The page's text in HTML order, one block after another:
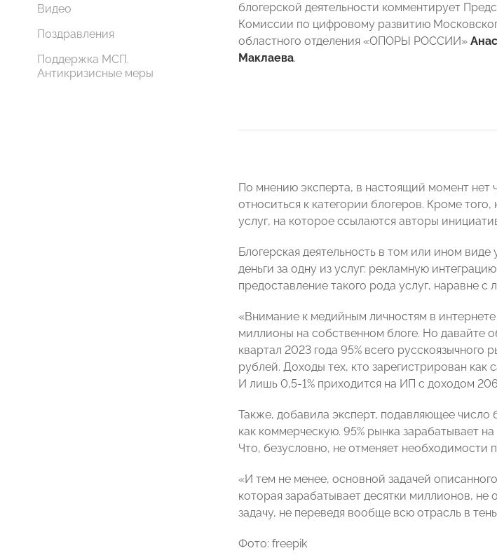
Видео
Поздравления
Поддержка МСП.
Антикризисные меры
блогерской деятельности комментирует
Комиссии по цифровому развитию
областного отделения «ОПОРЫ РОССИИ»
Маклаева.
По мнению эксперта, в настоящий момент нет
относиться к категории блогеров. Кроме
услуг, на которое ссылаются авторы
Блогерская деятельность в том или ином
деньги за одну из услуг: рекламную
предоставление такого рода услуг, наравне
«Внимание к медийным личностям в
миллионы на собственном блоге. Но давайте
квартал 2023 года 95% всего
рублей. Доходы тех, кто зарегистрирован как
И лишь 0,5-1% приходится на ИП с доходом
Также, добавила эксперт, подавляющее
как коммерческую. 95% рынка зарабатывает
Что, безусловно, не отменяет необходимости
«И тем не менее, основной задачей
которая зарабатывает десятки миллионов,
задачу, не переведя вообще всю отрасль в
Фото: freepik